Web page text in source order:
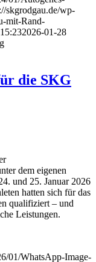
skgrodgau.de/wp-
mit-Rand-
2026-01-28
die SKG
dem eigenen
und 25. Januar 2026
hatten sich für das
qualifiziert – und
Leistungen.
01/WhatsApp-Image-